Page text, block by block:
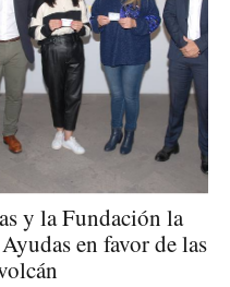
y la Fundación la
en favor de las